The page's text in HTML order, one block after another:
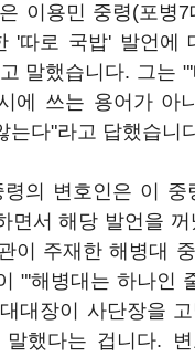
이용민 중령(포병7
'따로 국밥' 발언에
말했습니다. 그는
에 쓰는 용어가 아
는다"라고 답했습니
의 변호인은 이 중
면서 해당 발언을
이 주재한 해병대
"'해병대는 하나인
대장이 사단장을 고
했다는 겁니다. 변